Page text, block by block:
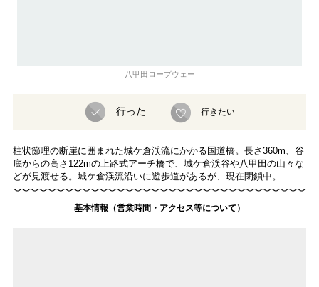
八甲田ロープウェー
行った 行きたい
柱状節理の断崖に囲まれた城ケ倉渓流にかかる国道橋。長さ360m、谷
底からの高さ122mの上路式アーチ橋で、城ケ倉渓谷や八甲田の山々な
どが見渡せる。城ケ倉渓流沿いに遊歩道があるが、現在閉鎖中。
基本情報（営業時間・アクセス等について）